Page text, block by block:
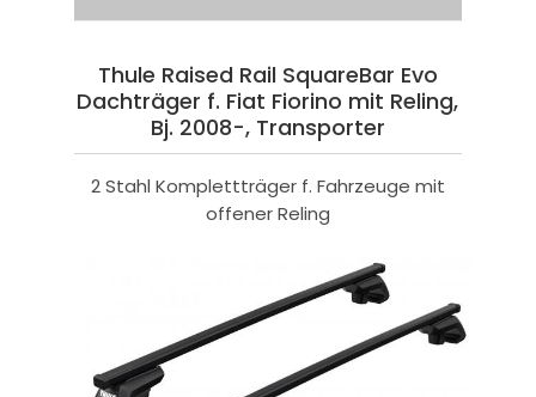
Thule Raised Rail SquareBar Evo
Dachträger f. Fiat Fiorino mit Reling,
Bj. 2008-, Transporter
2 Stahl Komplettträger f. Fahrzeuge mit
offener Reling